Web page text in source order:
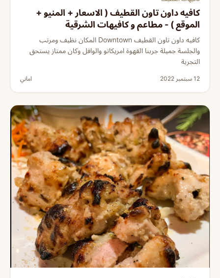
كافيه داون تاون القطيف ( الاسعار + المنيو +
الموقع ) - مطاعم و كافيهات الشرقية
كافيه داون تاون القطيف Downtown المكان نظيف ومرتب
والجلسة جميلة جربنا القهوة امريكانو والوافل وكان ممتاز يستحق
التجربة
12 سبتمبر 2022 اماني